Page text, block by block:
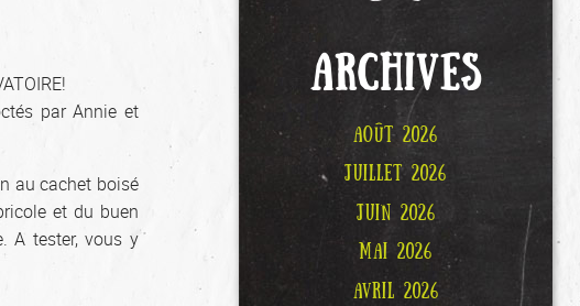
par Annie et
au cachet boisé
et du buen
A tester, vous y
ARCHIVES
AOÛT 2026
JUILLET 2026
JUIN 2026
MAI 2026
AVRIL 2026